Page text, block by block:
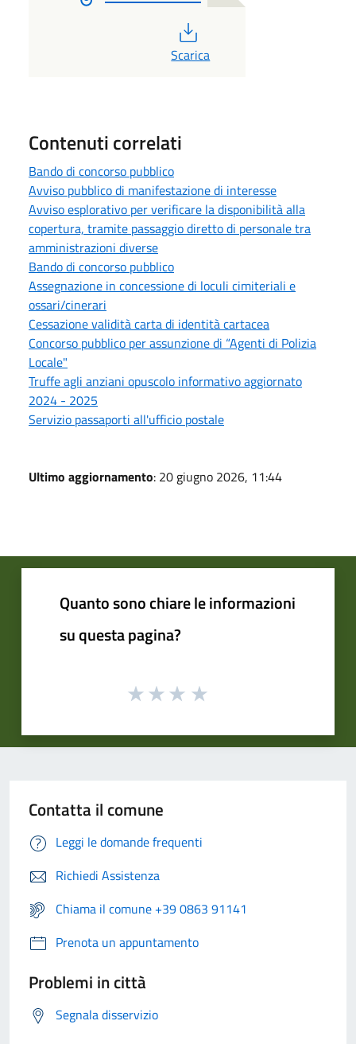
Scarica
Contenuti correlati
Bando di concorso pubblico
Avviso pubblico di manifestazione di interesse
Avviso esplorativo per verificare la disponibilità alla
copertura, tramite passaggio diretto di personale tra
amministrazioni diverse
Bando di concorso pubblico
Assegnazione in concessione di loculi cimiteriali e
ossari/cinerari
Cessazione validità carta di identità cartacea
Concorso pubblico per assunzione di “Agenti di Polizia
Locale"
Truffe agli anziani opuscolo informativo aggiornato
2024 - 2025
Servizio passaporti all'ufficio postale
Ultimo aggiornamento: 20 giugno 2026, 11:44
Quanto sono chiare le informazioni
su questa pagina?
Contatta il comune
Leggi le domande frequenti
Richiedi Assistenza
Chiama il comune +39 0863 91141
Prenota un appuntamento
Problemi in città
Segnala disservizio